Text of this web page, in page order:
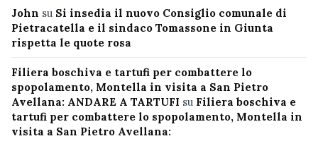
John su Si insedia il nuovo Consiglio comunale di
Pietracatella e il sindaco Tomassone in Giunta
rispetta le quote rosa
Filiera boschiva e tartufi per combattere lo
spopolamento, Montella in visita a San Pietro
Avellana: ANDARE A TARTUFI su Filiera boschiva e
tartufi per combattere lo spopolamento, Montella in
visita a San Pietro Avellana: